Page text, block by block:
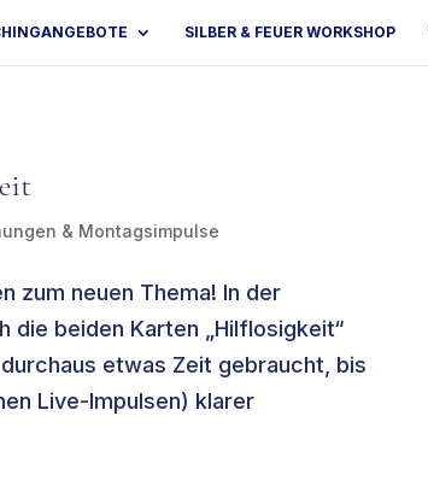
SILBER & FEUER WORKSHOP
& Montagsimpulse
zum neuen Thema! In der
die beiden Karten „Hilflosigkeit“
etwas Zeit gebraucht, bis
Live-Impulsen) klarer